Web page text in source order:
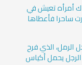
أمرأه تعيش في
ساحرا فأعطاها
الرمل، الذي فرح
يحمل أكياس